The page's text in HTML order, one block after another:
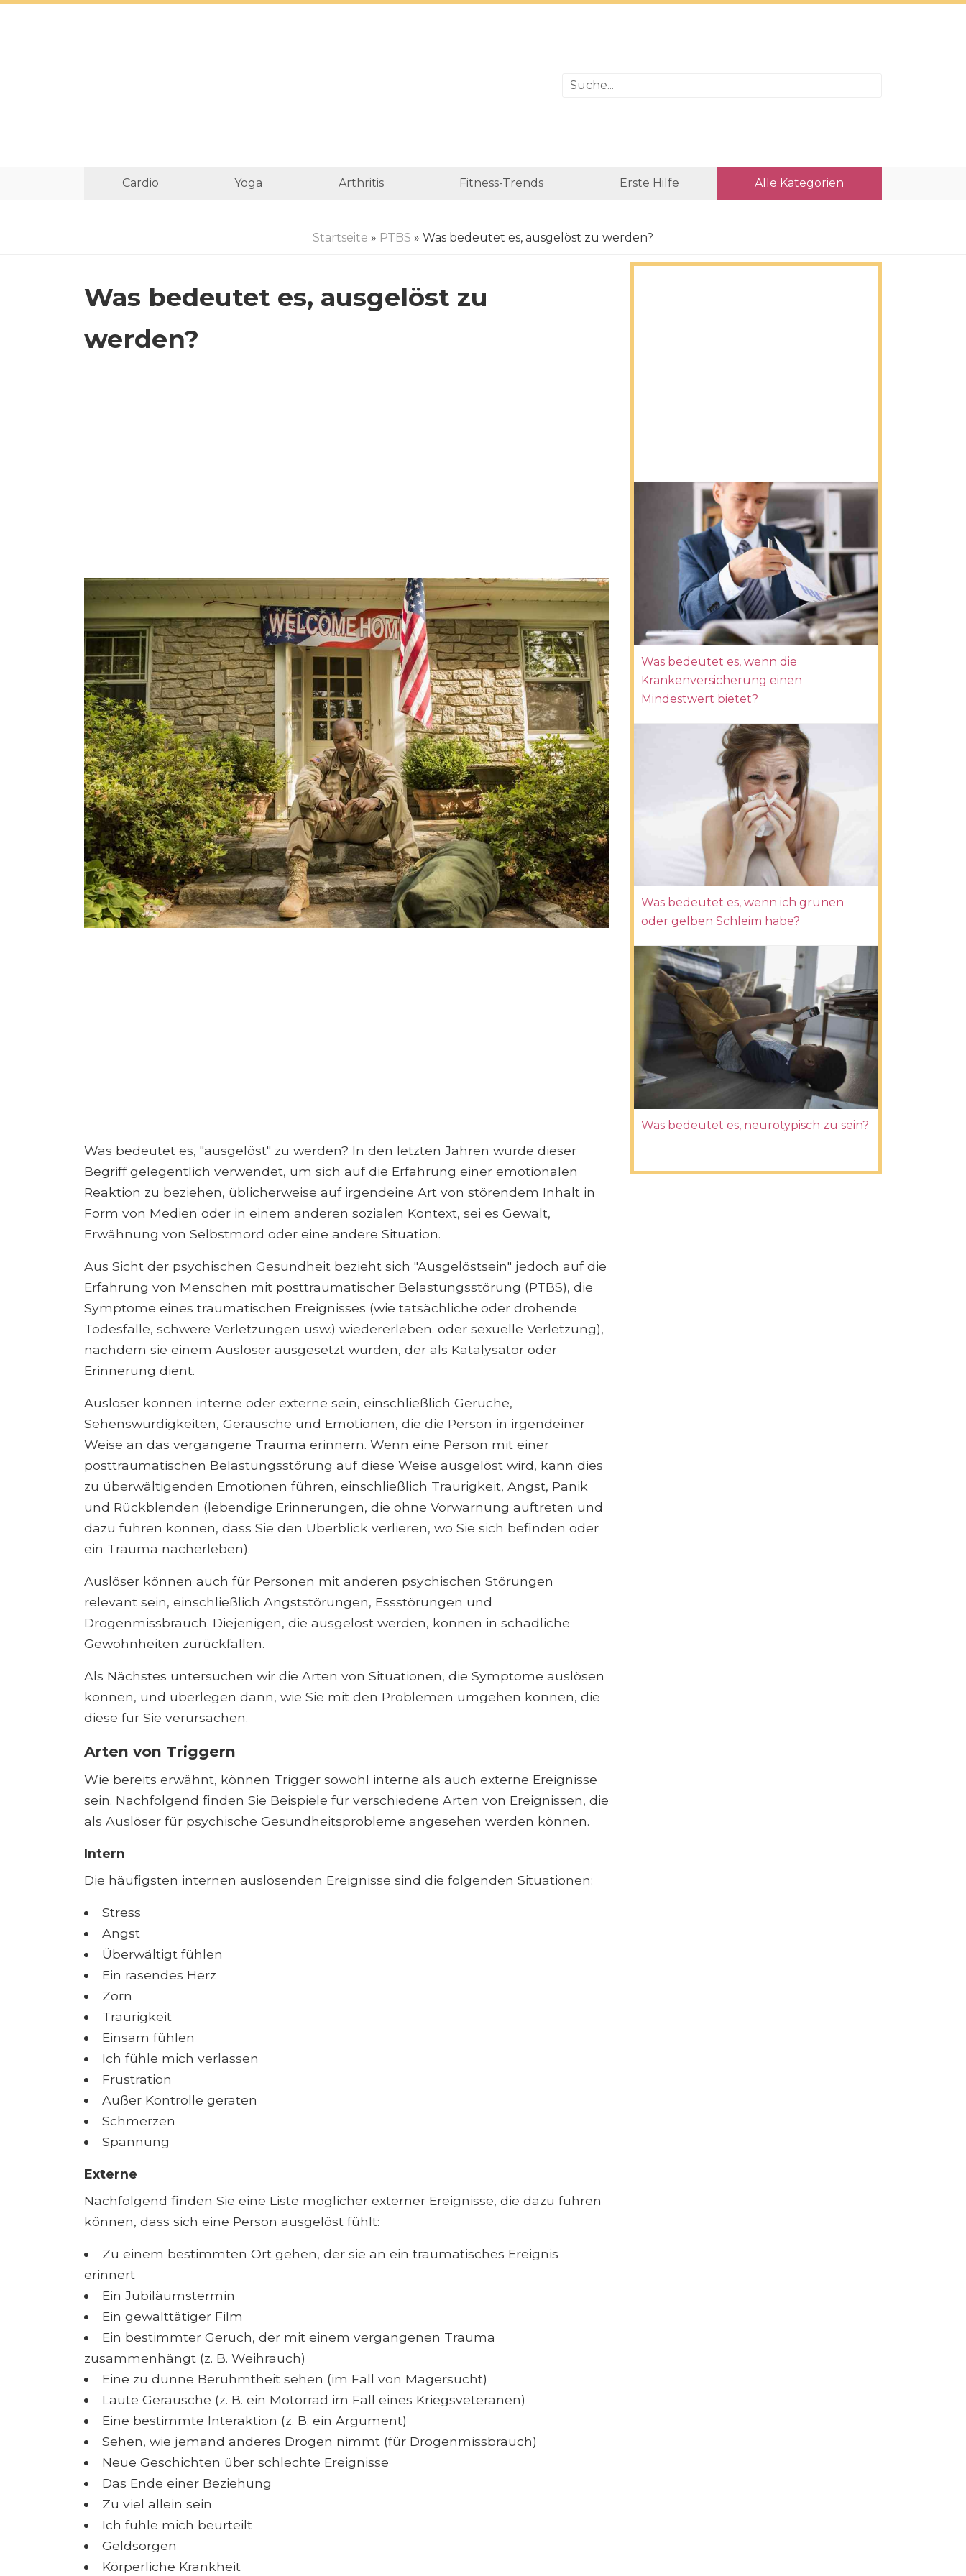
Cardio Yoga Arthritis Fitness-Trends Erste Hilfe Alle Kategorien
Startseite » PTBS » Was bedeutet es, ausgelöst zu werden?
Was bedeutet es, ausgelöst zu
werden?
Was bedeutet es, "ausgelöst" zu werden? In den letzten Jahren wurde dieser
Begriff gelegentlich verwendet, um sich auf die Erfahrung einer emotionalen
Reaktion zu beziehen, üblicherweise auf irgendeine Art von störendem Inhalt in
Form von Medien oder in einem anderen sozialen Kontext, sei es Gewalt,
Erwähnung von Selbstmord oder eine andere Situation.
Aus Sicht der psychischen Gesundheit bezieht sich "Ausgelöstsein" jedoch auf die
Erfahrung von Menschen mit posttraumatischer Belastungsstörung (PTBS), die
Symptome eines traumatischen Ereignisses (wie tatsächliche oder drohende
Todesfälle, schwere Verletzungen usw.) wiedererleben. oder sexuelle Verletzung),
nachdem sie einem Auslöser ausgesetzt wurden, der als Katalysator oder
Erinnerung dient.
Auslöser können interne oder externe sein, einschließlich Gerüche,
Sehenswürdigkeiten, Geräusche und Emotionen, die die Person in irgendeiner
Weise an das vergangene Trauma erinnern. Wenn eine Person mit einer
posttraumatischen Belastungsstörung auf diese Weise ausgelöst wird, kann dies
zu überwältigenden Emotionen führen, einschließlich Traurigkeit, Angst, Panik
und Rückblenden (lebendige Erinnerungen, die ohne Vorwarnung auftreten und
dazu führen können, dass Sie den Überblick verlieren, wo Sie sich befinden oder
ein Trauma nacherleben).
Auslöser können auch für Personen mit anderen psychischen Störungen
relevant sein, einschließlich Angststörungen, Essstörungen und
Drogenmissbrauch. Diejenigen, die ausgelöst werden, können in schädliche
Gewohnheiten zurückfallen.
Als Nächstes untersuchen wir die Arten von Situationen, die Symptome auslösen
können, und überlegen dann, wie Sie mit den Problemen umgehen können, die
diese für Sie verursachen.
Arten von Triggern
Wie bereits erwähnt, können Trigger sowohl interne als auch externe Ereignisse
sein. Nachfolgend finden Sie Beispiele für verschiedene Arten von Ereignissen, die
als Auslöser für psychische Gesundheitsprobleme angesehen werden können.
Intern
Die häufigsten internen auslösenden Ereignisse sind die folgenden Situationen:
Stress
Angst
Überwältigt fühlen
Ein rasendes Herz
Zorn
Traurigkeit
Einsam fühlen
Ich fühle mich verlassen
Frustration
Außer Kontrolle geraten
Schmerzen
Spannung
Externe
Nachfolgend finden Sie eine Liste möglicher externer Ereignisse, die dazu führen
können, dass sich eine Person ausgelöst fühlt:
Zu einem bestimmten Ort gehen, der sie an ein traumatisches Ereignis
erinnert
Ein Jubiläumstermin
Ein gewalttätiger Film
Ein bestimmter Geruch, der mit einem vergangenen Trauma
zusammenhängt (z. B. Weihrauch)
Eine zu dünne Berühmtheit sehen (im Fall von Magersucht)
Laute Geräusche (z. B. ein Motorrad im Fall eines Kriegsveteranen)
Eine bestimmte Interaktion (z. B. ein Argument)
Sehen, wie jemand anderes Drogen nimmt (für Drogenmissbrauch)
Neue Geschichten über schlechte Ereignisse
Das Ende einer Beziehung
Zu viel allein sein
Ich fühle mich beurteilt
Geldsorgen
Körperliche Krankheit
Was bedeutet es, wenn die
Krankenversicherung einen
Mindestwert bietet?
Was bedeutet es, wenn ich grünen
oder gelben Schleim habe?
Was bedeutet es, neurotypisch zu sein?